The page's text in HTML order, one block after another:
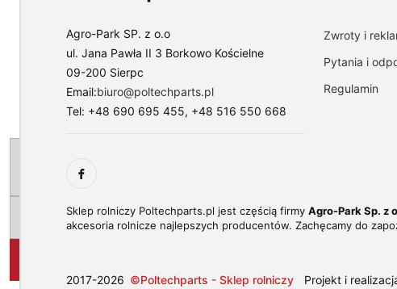
Agro-Park SP. z o.o
ul. Jana Pawła II 3 Borkowo Kościelne
09-200 Sierpc
Email:biuro@poltechparts.pl
Tel: +48 690 695 455, +48 516 550 668
Zwroty i
Pytania i
Regulamin
Sklep rolniczy Poltechparts.pl jest częścią firmy Agro-Park Sp. z
akcesoria rolnicze najlepszych producentów. Zachęcamy do
2017-2026 ©Poltechparts - Sklep rolniczy Projekt i
przeczytasz
prywatności.
niezbędne
dostosuj